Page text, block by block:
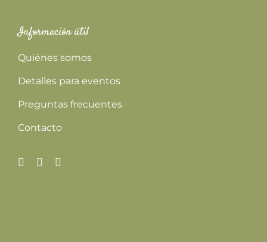
Información útil
Quiénes somos
Detalles para eventos
Preguntas frecuentes
Contacto